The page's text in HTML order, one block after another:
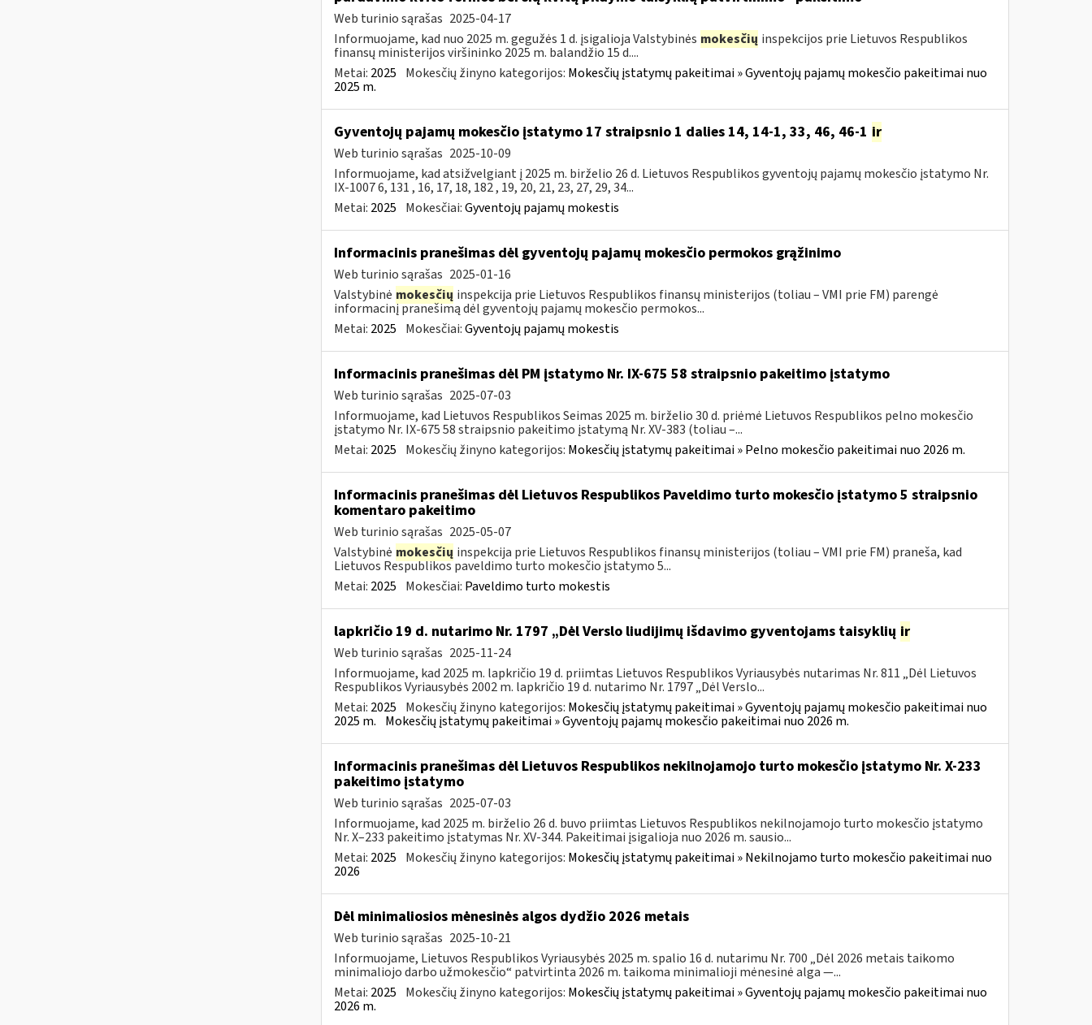
Web turinio sąrašas 2025-04-17
Informuojame, kad nuo 2025 m. gegužės 1 d. įsigalioja Valstybinės mokesčių inspekcijos prie Lietuvos Respublikos
finansų ministerijos viršininko 2025 m. balandžio 15 d....
Metai: 2025 Mokesčių žinyno kategorijos: Mokesčių įstatymų pakeitimai » Gyventojų pajamų mokesčio pakeitimai nuo
2025 m.
Gyventojų pajamų mokesčio įstatymo 17 straipsnio 1 dalies 14, 14-1, 33, 46, 46-1 ir
Web turinio sąrašas 2025-10-09
Informuojame, kad atsižvelgiant į 2025 m. birželio 26 d. Lietuvos Respublikos gyventojų pajamų mokesčio įstatymo Nr.
IX-1007 6, 131 , 16, 17, 18, 182 , 19, 20, 21, 23, 27, 29, 34...
Metai: 2025 Mokesčiai:Gyventojų pajamų mokestis
Informacinis pranešimas dėl gyventojų pajamų mokesčio permokos grąžinimo
Web turinio sąrašas 2025-01-16
Valstybinė mokesčių inspekcija prie Lietuvos Respublikos finansų ministerijos (toliau – VMI prie FM) parengė
informacinį pranešimą dėl gyventojų pajamų mokesčio permokos...
Metai: 2025 Mokesčiai:Gyventojų pajamų mokestis
Informacinis pranešimas dėl PM įstatymo Nr. IX-675 58 straipsnio pakeitimo įstatymo
Web turinio sąrašas 2025-07-03
Informuojame, kad Lietuvos Respublikos Seimas 2025 m. birželio 30 d. priėmė Lietuvos Respublikos pelno mokesčio
įstatymo Nr. IX-675 58 straipsnio pakeitimo įstatymą Nr. XV-383 (toliau –...
Metai: 2025 Mokesčių žinyno kategorijos: Mokesčių įstatymų pakeitimai » Pelno mokesčio pakeitimai nuo 2026 m.
Informacinis pranešimas dėl Lietuvos Respublikos Paveldimo turto mokesčio įstatymo 5 straipsnio
komentaro pakeitimo
Web turinio sąrašas 2025-05-07
Valstybinė mokesčių inspekcija prie Lietuvos Respublikos finansų ministerijos (toliau – VMI prie FM) praneša, kad
Lietuvos Respublikos paveldimo turto mokesčio įstatymo 5...
Metai: 2025 Mokesčiai: Paveldimo turto mokestis
lapkričio 19 d. nutarimo Nr. 1797 „Dėl Verslo liudijimų išdavimo gyventojams taisyklių ir
Web turinio sąrašas 2025-11-24
Informuojame, kad 2025 m. lapkričio 19 d. priimtas Lietuvos Respublikos Vyriausybės nutarimas Nr. 811 „Dėl Lietuvos
Respublikos Vyriausybės 2002 m. lapkričio 19 d. nutarimo Nr. 1797 „Dėl Verslo...
Metai: 2025 Mokesčių žinyno kategorijos: Mokesčių įstatymų pakeitimai » Gyventojų pajamų mokesčio pakeitimai nuo
2025 m. Mokesčių įstatymų pakeitimai » Gyventojų pajamų mokesčio pakeitimai nuo 2026 m.
Informacinis pranešimas dėl Lietuvos Respublikos nekilnojamojo turto mokesčio įstatymo Nr. X-233
pakeitimo įstatymo
Web turinio sąrašas 2025-07-03
Informuojame, kad 2025 m. birželio 26 d. buvo priimtas Lietuvos Respublikos nekilnojamojo turto mokesčio įstatymo
Nr. X–233 pakeitimo įstatymas Nr. XV-344. Pakeitimai įsigalioja nuo 2026 m. sausio...
Metai: 2025 Mokesčių žinyno kategorijos: Mokesčių įstatymų pakeitimai » Nekilnojamo turto mokesčio pakeitimai nuo
2026
Dėl minimaliosios mėnesinės algos dydžio 2026 metais
Web turinio sąrašas 2025-10-21
Informuojame, Lietuvos Respublikos Vyriausybės 2025 m. spalio 16 d. nutarimu Nr. 700 „Dėl 2026 metais taikomo
minimaliojo darbo užmokesčio“ patvirtinta 2026 m. taikoma minimalioji mėnesinė alga —...
Metai: 2025 Mokesčių žinyno kategorijos: Mokesčių įstatymų pakeitimai » Gyventojų pajamų mokesčio pakeitimai nuo
2026 m.